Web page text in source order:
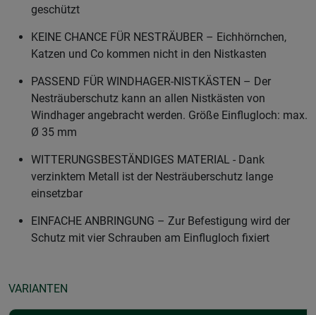
geschützt
KEINE CHANCE FÜR NESTRÄUBER – Eichhörnchen,
Katzen und Co kommen nicht in den Nistkasten
PASSEND FÜR WINDHAGER-NISTKÄSTEN – Der
Nesträuberschutz kann an allen Nistkästen von
Windhager angebracht werden. Größe Einflugloch: max.
Ø 35 mm
WITTERUNGSBESTÄNDIGES MATERIAL - Dank
verzinktem Metall ist der Nesträuberschutz lange
einsetzbar
EINFACHE ANBRINGUNG – Zur Befestigung wird der
Schutz mit vier Schrauben am Einflugloch fixiert
VARIANTEN